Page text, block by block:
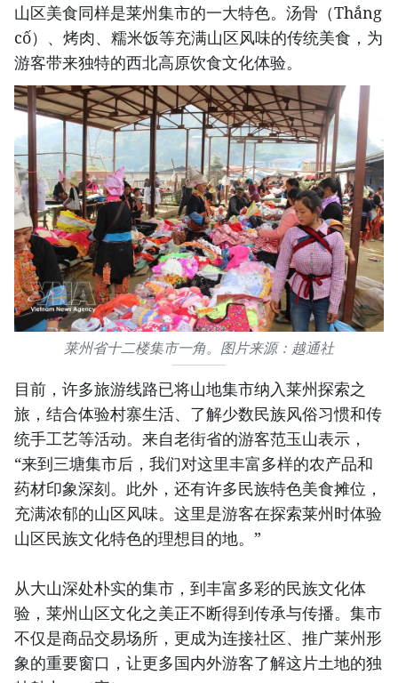
山区美食同样是莱州集市的一大特色。汤骨（Thắng
cố）、烤肉、糯米饭等充满山区风味的传统美食，为
游客带来独特的西北高原饮食文化体验。
莱州省十二楼集市一角。图片来源：越通社
目前，许多旅游线路已将山地集市纳入莱州探索之
旅，结合体验村寨生活、了解少数民族风俗习惯和传
统手工艺等活动。来自老街省的游客范玉山表示，
“来到三塘集市后，我们对这里丰富多样的农产品和
药材印象深刻。此外，还有许多民族特色美食摊位，
充满浓郁的山区风味。这里是游客在探索莱州时体验
山区民族文化特色的理想目的地。”
从大山深处朴实的集市，到丰富多彩的民族文化体
验，莱州山区文化之美正不断得到传承与传播。集市
不仅是商品交易场所，更成为连接社区、推广莱州形
象的重要窗口，让更多国内外游客了解这片土地的独